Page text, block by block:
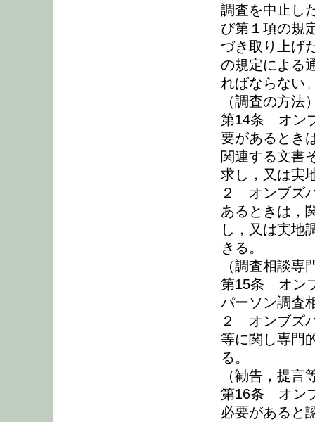
調査を中止し
び第１項の規
づき取り上げ
の規定による
ればならない
（調査の方法
第14条 オン
要があるとき
関連する文書
求し，又は実
２ オンブズ
あるときは，
し，又は実地
きる。
（調査相談専
第15条 オン
パーソン調査
２ オンブズ
等に関し専門
る。
（勧告，提言
第16条 オン
必要があると